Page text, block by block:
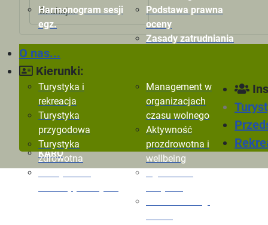
Harmonogram sesji
egz.
Podstawa prawna
oceny
Zasady zatrudniania
Kryteria oceny
pracowników
Formularze oceny
pracowników
m-Legitymacja
E-
TiR
AZYMUT
Direttissima
KARO
Szukaj
O nas...
Kierunki:
Turystyka i
rekreacja
Turystyka
przygodowa
Turystyka
zdrowotna
Management w
organizacjach
czasu wolnego
Aktywność
prozdrowotna i
wellbeing